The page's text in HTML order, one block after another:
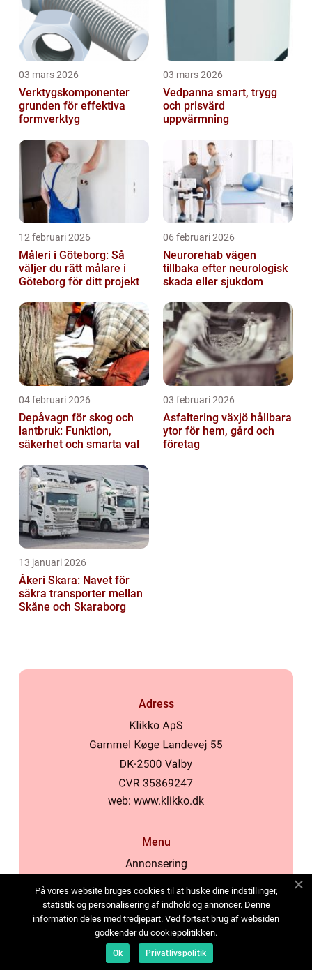
03 mars 2026
Verktygskomponenter
grunden för effektiva
formverktyg
03 mars 2026
Vedpanna smart, trygg
och prisvärd
uppvärmning
12 februari 2026
Måleri i Göteborg: Så
väljer du rätt målare i
Göteborg för ditt projekt
06 februari 2026
Neurorehab vägen
tillbaka efter neurologisk
skada eller sjukdom
04 februari 2026
Depåvagn för skog och
lantbruk: Funktion,
säkerhet och smarta val
03 februari 2026
Asfaltering växjö hållbara
ytor för hem, gård och
företag
13 januari 2026
Åkeri Skara: Navet för
säkra transporter mellan
Skåne och Skaraborg
Adress
web: www.klikko.dk
Menu
Annonsering
Cookies
Kontakta oss
Sitemap
På vores website bruges cookies til at huske dine indstillinger,
statistik og personalisering af indhold og annoncer. Denne
information deles med tredjepart. Ved fortsat brug af websiden
godkender du cookiepolitikken.
Ok Privatlivspolitik